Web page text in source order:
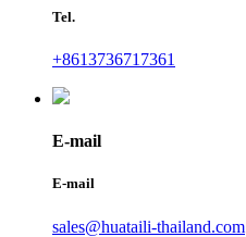
Tel.
+8613736717361
E-mail
E-mail
sales@huataili-thailand.com